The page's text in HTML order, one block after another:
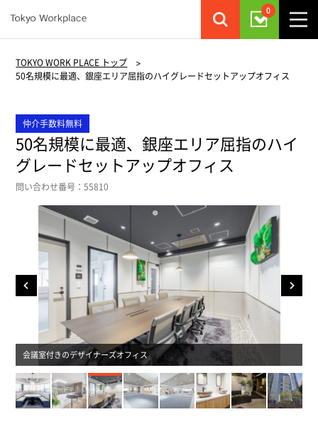
0
TOKYO WORK PLACE トップ >
50名規模に最適、銀座エリア屈指のハイグレードセットアップオフィス
仲介手数料無料
50名規模に最適、銀座エリア屈指のハイ
グレードセットアップオフィス
問い合わせ番号：55810
会議室付きのデザイナーズオフィス